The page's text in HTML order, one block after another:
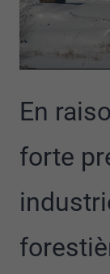
En
forte